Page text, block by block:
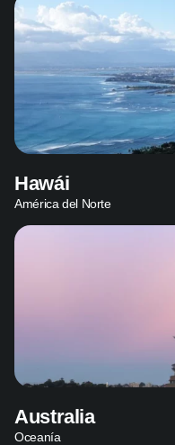
Hawái
América del Norte
Australia
Oceanía